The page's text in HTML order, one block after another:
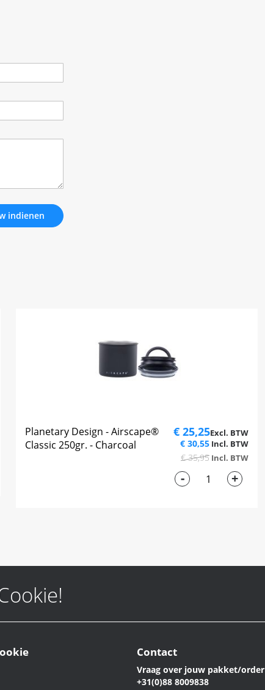
indienen
Planetary Design - Airscape®
Classic 250gr. - Charcoal
€ 25,25
€ 30,55
€ 35,95
- +
Contact
Vraag over jouw pakket/order
+31(0)88 8009838